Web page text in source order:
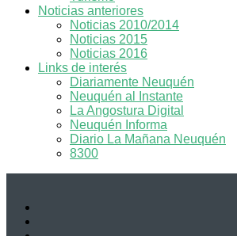
Noticias anteriores
Noticias 2010/2014
Noticias 2015
Noticias 2016
Links de interés
Diariamente Neuquén
Neuquén al Instante
La Angostura Digital
Neuquén Informa
Diario La Mañana Neuquén
8300